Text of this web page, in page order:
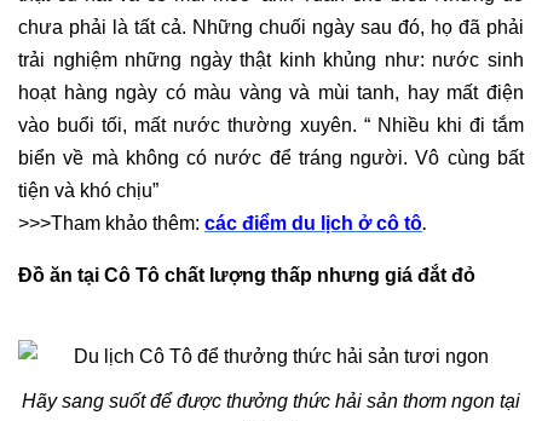
chưa phải là tất cả. Những chuối ngày sau đó, họ đã phải
trải nghiệm những ngày thật kinh khủng như: nước sinh
hoạt hàng ngày có màu vàng và mùi tanh, hay mất điện
vào buổi tối, mất nước thường xuyên. “ Nhiều khi đi tắm
biển về mà không có nước để tráng người. Vô cùng bất
tiện và khó chịu”
>>>Tham khảo thêm: các điểm du lịch ở cô tô.
Đồ ăn tại Cô Tô chất lượng thấp nhưng giá đắt đỏ
Hãy sang suốt để được thưởng thức hải sản thơm ngon tại